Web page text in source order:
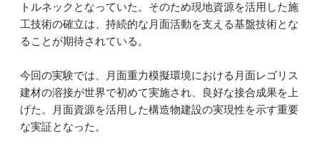
トルネックとなっていた。そのため現地資源を活用した施
工技術の確立は、持続的な月面活動を支える基盤技術とな
ることが期待されている。
今回の実験では、月面重力模擬環境における月面レゴリス
建材の溶接が世界で初めて実施され、良好な接合成果を上
げた。月面資源を活用した構造物建設の実現性を示す重要
な実証となった。